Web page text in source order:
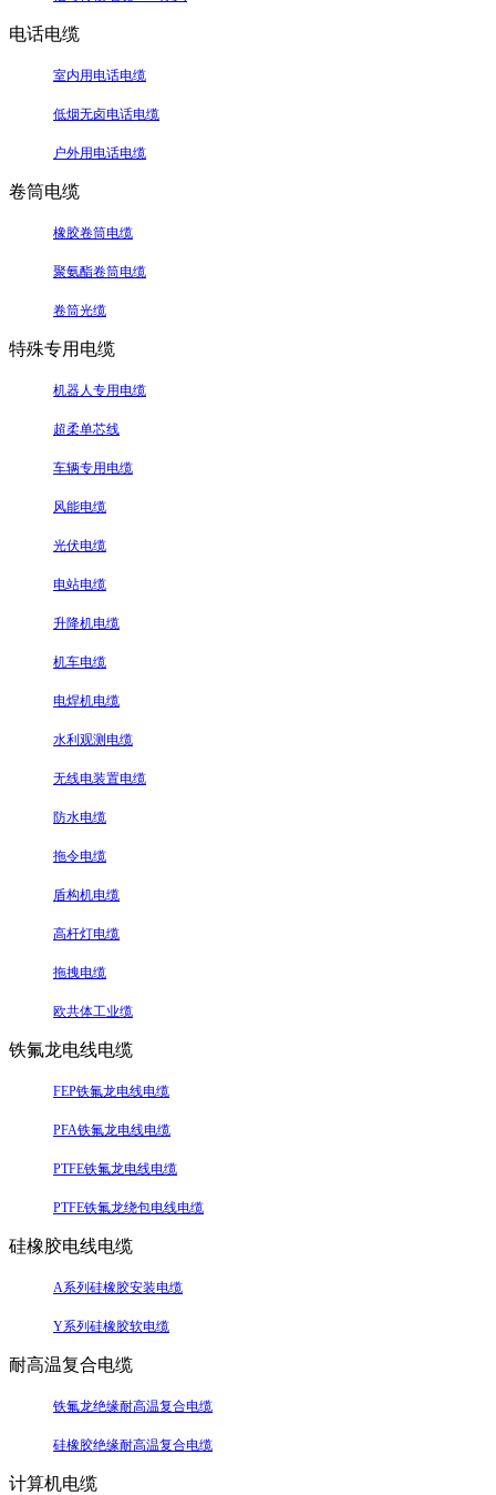
电话电缆
室内用电话电缆
低烟无卤电话电缆
户外用电话电缆
卷筒电缆
橡胶卷筒电缆
聚氨酯卷筒电缆
卷筒光缆
特殊专用电缆
机器人专用电缆
超柔单芯线
车辆专用电缆
风能电缆
光伏电缆
电站电缆
升降机电缆
机车电缆
电焊机电缆
水利观测电缆
无线电装置电缆
防水电缆
拖令电缆
盾构机电缆
高杆灯电缆
拖拽电缆
欧共体工业缆
铁氟龙电线电缆
FEP铁氟龙电线电缆
PFA铁氟龙电线电缆
PTFE铁氟龙电线电缆
PTFE铁氟龙绕包电线电缆
硅橡胶电线电缆
A系列硅橡胶安装电缆
Y系列硅橡胶软电缆
耐高温复合电缆
铁氟龙绝缘耐高温复合电缆
硅橡胶绝缘耐高温复合电缆
计算机电缆